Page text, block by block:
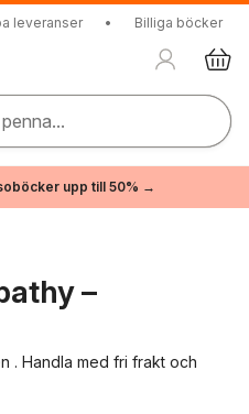
leveranser • Billiga böcker
upp till 50% →
–
. Handla med fri frakt och